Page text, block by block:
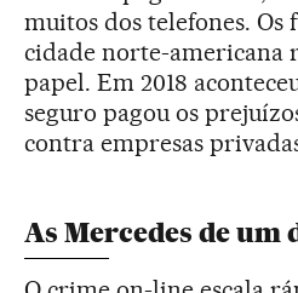
muitos dos telefones. Os
cidade norte-americana
papel. Em 2018
seguro pagou os
contra empresas
As Mercedes de um